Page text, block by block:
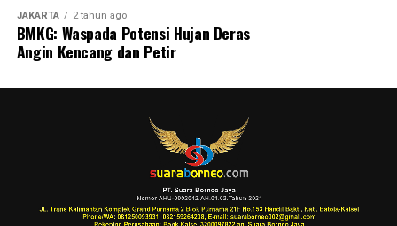
JAKARTA 2 tahun ago
BMKG: Waspada Potensi Hujan Deras
Angin Kencang dan Petir